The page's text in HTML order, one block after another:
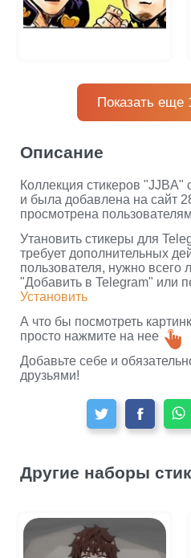
Показать еще
Описание
Коллекция стикеров
и была добавлена на сайт
просмотрена
Утановить стикеры для
требует дополнительных
пользователя, нужно всего
"Добавить в Telegram" или
Установить
А что бы посмотреть
просто нажмите на нее
Добавьте себе и
друзьями!
Другие наборы